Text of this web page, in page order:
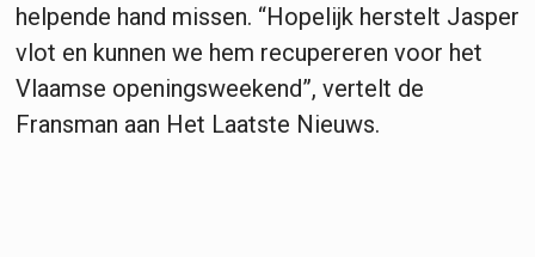
helpende hand missen. “Hopelijk herstelt Jasper
vlot en kunnen we hem recupereren voor het
Vlaamse openingsweekend”, vertelt de
Fransman aan Het Laatste Nieuws.